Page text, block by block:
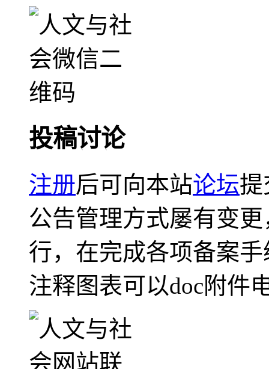
投稿讨论
注册后可向本站论坛提
公告管理方式屡有变
行，在完成各项备案
注释图表可以doc附件